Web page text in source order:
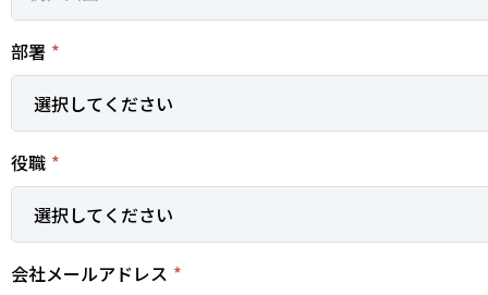
部署 *
役職 *
会社メールアドレス *